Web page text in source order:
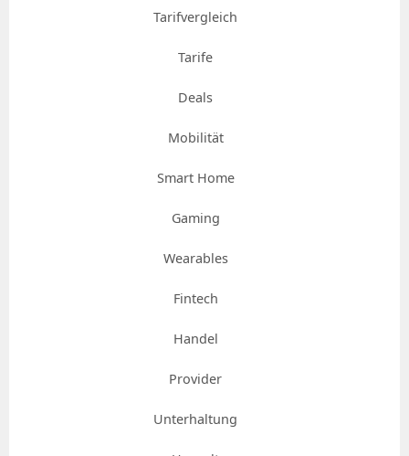
Tarifvergleich
Tarife
Deals
Mobilität
Smart Home
Gaming
Wearables
Fintech
Handel
Provider
Unterhaltung